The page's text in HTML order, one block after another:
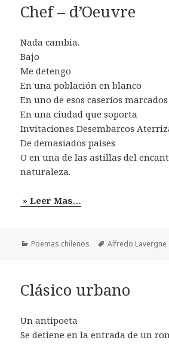
Chef – d’Oeuvre
Nada cambia.
Bajo
Me detengo
En una población en blanco
En uno de esos caseríos
En una ciudad que soporta
Invitaciones Desembarcos
De demasiados países
O en una de las astillas del
naturaleza.
» Leer Mas…
Categorías
Poemas chilenos Etiquetas
Alfredo Lavergne
Clásico urbano
Un antipoeta
Se detiene en la entrada de un